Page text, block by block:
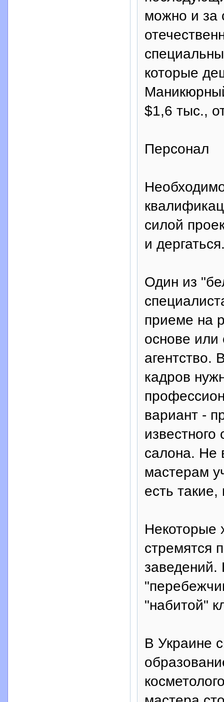
можно и за
которые
$1,6 тыс.,
Персонал
силой
и
Один из
приеме на
основе или
агентство.
кадров
вариант -
салона. Не
мастерам
есть
Некоторые
стремятся
"набитой"
В Украине